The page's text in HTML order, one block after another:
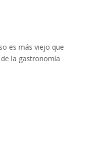
es más viejo que
la gastronomía